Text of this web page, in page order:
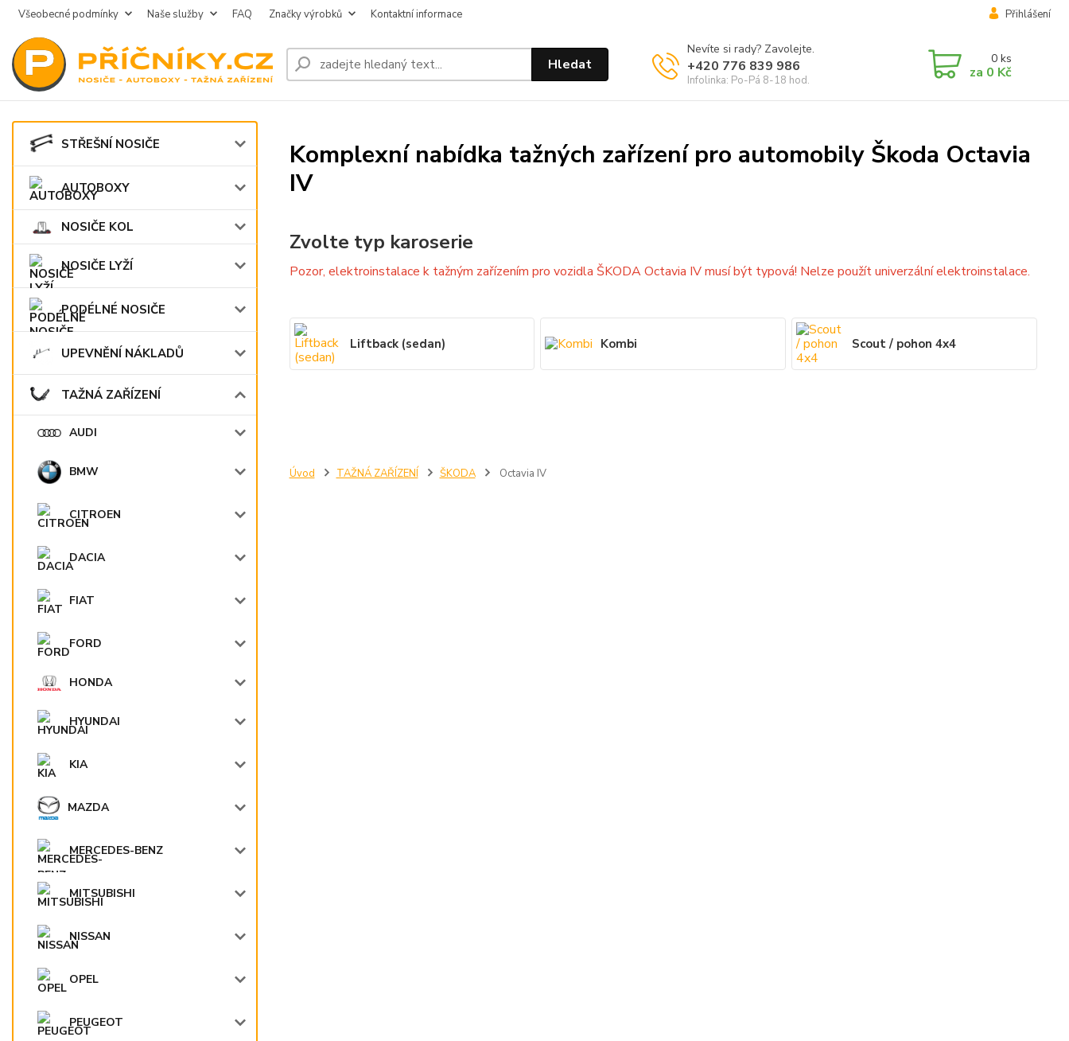
Všeobecné podmínky Naše služby FAQ Značky výrobků Kontaktní informace Přihlášení
Hledat
Nevíte si rady? Zavolejte.
+420 776 839 986
Infolinka: Po-Pá 8-18 hod.
0 ks
za 0 Kč
STŘEŠNÍ NOSIČE
AUTOBOXY
NOSIČE KOL
NOSIČE LYŽÍ
PODÉLNÉ NOSIČE
UPEVNĚNÍ NÁKLADŮ
TAŽNÁ ZAŘÍZENÍ
AUDI
BMW
CITROEN
DACIA
FIAT
FORD
HONDA
HYUNDAI
KIA
MAZDA
MERCEDES-BENZ
MITSUBISHI
NISSAN
OPEL
PEUGEOT
Úvod TAŽNÁ ZAŘÍZENÍ ŠKODA Octavia IV
Komplexní nabídka tažných zařízení pro automobily Škoda Octavia
IV
Zvolte typ karoserie
Pozor, elektroinstalace k tažným zařízením pro vozidla ŠKODA Octavia IV musí být typová! Nelze použít univerzální elektroinstalace.
Liftback (sedan) Kombi Scout / pohon 4x4